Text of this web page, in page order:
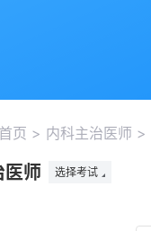
首页 > 内科主治医师 >
医师 选择考试